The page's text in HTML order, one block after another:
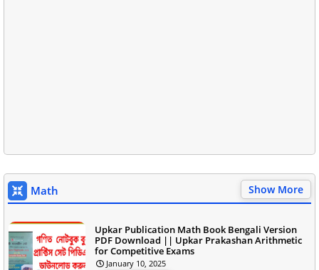
Math Show More
Upkar Publication Math Book Bengali Version
PDF Download || Upkar Prakashan Arithmetic
for Competitive Exams
January 10, 2025